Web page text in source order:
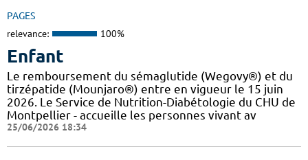
PAGES
relevance: 100%
Enfant
Le remboursement du sémaglutide (Wegovy®) et du
tirzépatide (Mounjaro®) entre en vigueur le 15 juin
2026. Le Service de Nutrition-Diabétologie du CHU de
Montpellier - accueille les personnes vivant av
25/06/2026 18:34